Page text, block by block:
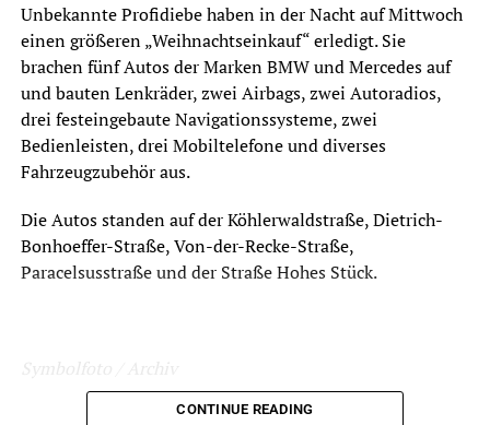
Unbekannte Profidiebe haben in der Nacht auf Mittwoch
einen größeren „Weihnachtseinkauf“ erledigt. Sie
brachen fünf Autos der Marken BMW und Mercedes auf
und bauten Lenkräder, zwei Airbags, zwei Autoradios,
drei festeingebaute Navigationssysteme, zwei
Bedienleisten, drei Mobiltelefone und diverses
Fahrzeugzubehör aus.
Die Autos standen auf der Köhlerwaldstraße, Dietrich-
Bonhoeffer-Straße, Von-der-Recke-Straße,
Paracelsusstraße und der Straße Hohes Stück.
Symbolfoto / Archiv
CONTINUE READING